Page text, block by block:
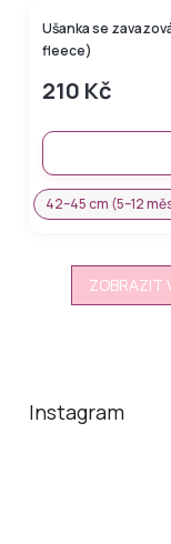
–50 %
Ušanka se
fleece)
210 Kč
42–45 cm (5–12
ZOBRAZIT
Instagram